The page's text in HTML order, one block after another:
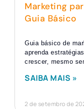
Marketing
Guia Básico
Guia básico de
aprenda
crescer, mesmo
SAIBA MAIS »
2 de setembro de